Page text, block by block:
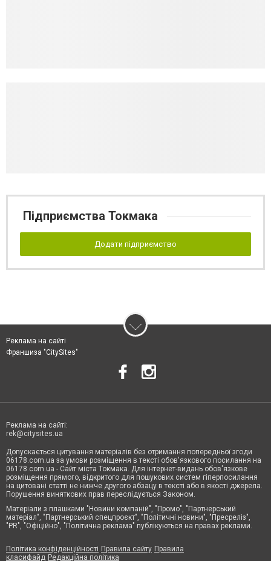
Підприємства Токмака
Додати підприємство
Реклама на сайті
Франшиза "CitySites"
Реклама на сайті:
rek@citysites.ua
Допускається цитування матеріалів без отримання попередньої згоди
06178.com.ua за умови розміщення в тексті обов'язкового посилання на
06178.com.ua - Сайт міста Токмака. Для інтернет-видань обов'язкове
розміщення прямого, відкритого для пошукових систем гіперпосилання
на цитовані статті не нижче другого абзацу в тексті або в якості джерела.
Порушення виняткових прав переслідується Законом.
Матеріали з плашками "Новини компаній", "Промо", "Партнерський
матеріал", "Партнерський спецпроєкт", "Політичні новини", "Пресреліз",
"PR", "Офіційно", "Політична реклама" публікуються на правах реклами.
Політика конфіденційності Правила сайту Правила
класифайд Редакційна політика